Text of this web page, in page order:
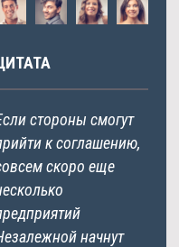
стороны смогут
к соглашению,
скоро еще
начнут